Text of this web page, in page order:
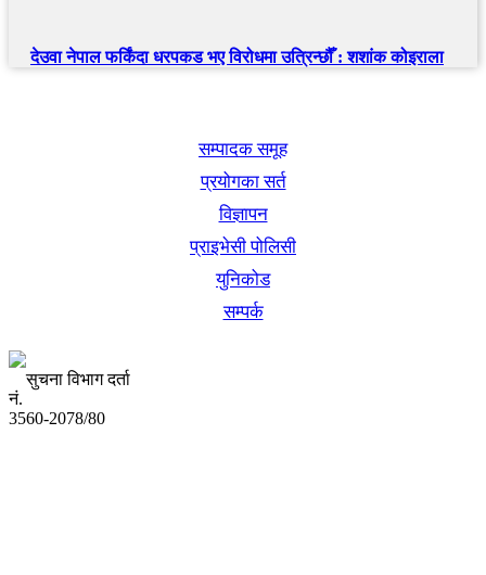
देउवा नेपाल फर्किंदा धरपकड भए विरोधमा उत्रिन्छौँ : शशांक कोइराला
सम्पादक समूह
प्रयोगका सर्त
विज्ञापन
प्राइभेसी पोलिसी
युनिकोड
सम्पर्क
सुचना विभाग दर्ता
नं.
3560-2078/80